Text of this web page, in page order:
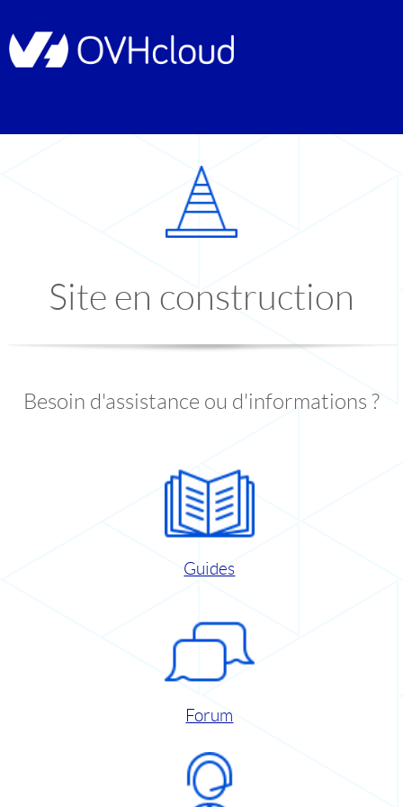
Site en construction
Besoin d'assistance ou d'informations ?
Guides
Forum